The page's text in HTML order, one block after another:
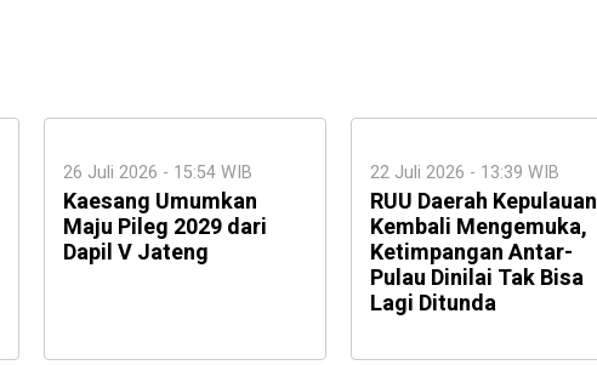
26 Juli 2026 - 15:54 WIB
Kaesang Umumkan
Maju Pileg 2029 dari
Dapil V Jateng
22 Juli 2026 - 13:39 WIB
RUU Daerah Kepulauan
Kembali Mengemuka,
Ketimpangan Antar-
Pulau Dinilai Tak Bisa
Lagi Ditunda